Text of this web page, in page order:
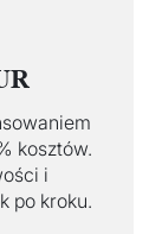
kosztów.
i
po kroku.